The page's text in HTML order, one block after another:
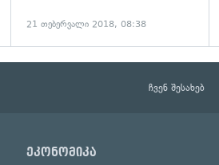
21 თებერვალი 2018, 08:38
ჩვენ შესახებ
ეკონომიკა